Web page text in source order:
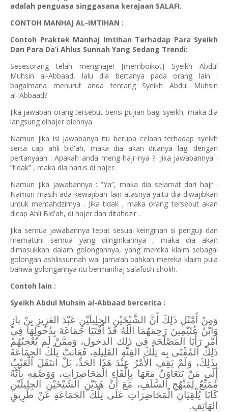
adalah penguasa singgasana kerajaan SALAFI.
CONTOH MANHAJ AL-IMTIHAN :
Contoh Praktek Manhaj Imtihan Terhadap Para Syeikh
Dan Para Da’i Ahlus Sunnah Yang Sedang Trendi:
Sesesorang telah menghajer [memboikot] Syeikh Abdul
Muhsin al-Abbaad, lalu dia bertanya pada orang lain :
bagaimana menurut anda tentang Syeikh Abdul Muhsin
al-‘Abbaad?
Jika jawaban orang tersebut berisi pujian bagi syeikh, maka dia
langsung dihajer olehnya.
Namun jika isi jawabanya itu berupa celaan terhadap syeikh
serta cap ahli bid'ah, maka dia akan ditanya lagi dengan
pertanyaan : Apakah anda meng-hajr-nya ?. Jika jawabannya :
“tidak” , maka dia harus di hajer.
Namun jika jawabannya : “Ya”, maka dia selamat dari hajr .
Namun masih ada kewajiban lain atasnya yaitu dia diwajibkan
untuk mentahdzirnya . Jika tidak , maka orang tersebut akan
dicap Ahli Bid'ah, di hajer dan ditahdzir .
Jika semua jawabannya tepat sesuai keinginan si penguji dan
mematuhi semua yang diinginkannya , maka dia akan
dimasukkan dalam golongannya, yang mereka klaim sebagai
golongan ashlissunnah wal jama’ah bahkan mereka klaim pula
bahwa golongannya itu bermanhaj salafush sholih.
Contoh lain :
Syeikh Abdul Muhsin al-Abbaad bercerita :
وَمِنْ أَمْثَلِ ذَلِكَ أَنَّ الشَّيْخَيْنِ الجِلِيلَيْنِ عَبْدَ العَزِيزِ بِنْ بازٍ
وَابْنُ عُثَيْمِينَ رَحِمَهُمَا اللَّهُ قَدْ أَفْتَيَا جَمَاعَةَ بِدُخُولِهَا فِي
أَمْرِ رَأْيَا المَصْلَحَةِ فِي ذلك الدخول، وَمِمَّنْ لَم يُعْجِبُهُمْ
ذَلِكَ المُفْتَى بِه تِلْكَ الفِئَّةِ القَلِيلَةِ، فَعَابَتْ تِلْكَ الجِمَاعَةَ
بِذَلِكَ، وَلَمْ يَقِفِ الأَمْرُ عِنْدَ هَذَا الحَدِّ، بَلْ انتَقَلَ الْعَيْبُ
إِلَى مَنْ يَتَعَاوَنُ مَعَهَا بِإِلْقَاءِ الْمَحَاضِرَاتِ، وَوَصْفِهِ بِأَنَّهُ
مُمَيِّعٌ لِمَنْهُجِ السَّلَفِ، مَعَ أَنَّ هَذَيْنِ الشَّيْخَيْنِ الجِلِيلَيْنِ
كَانَا يُلْقِيَانِ الْمَحَاضِرَاتِ عَلَى تِلْكَ الجَمَاعَةِ عَنْ طَرِيقِ
الهَاتِفِ.